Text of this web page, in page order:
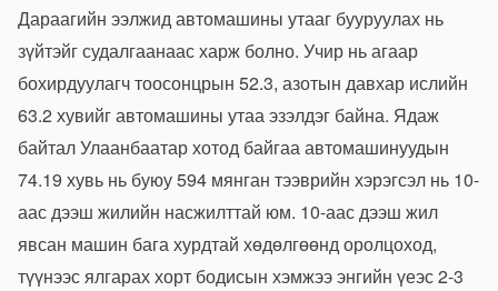
Дараагийн ээлжид автомашины утааг бууруулах нь
зүйтэйг судалгаанаас харж болно. Учир нь агаар
бохирдуулагч тоосонцрын 52.3, азотын давхар ислийн
63.2 хувийг автомашины утаа эзэлдэг байна. Ядаж
байтал Улаанбаатар хотод байгаа автомашинуудын
74.19 хувь нь буюу 594 мянган тээврийн хэрэгсэл нь 10-
аас дээш жилийн насжилттай юм. 10-аас дээш жил
явсан машин бага хурдтай хөдөлгөөнд оролцоход,
түүнээс ялгарах хорт бодисын хэмжээ энгийн үеэс 2-3